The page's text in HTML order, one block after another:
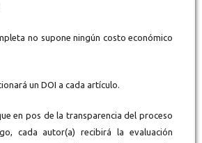
no supone ningún costo económico
un DOI a cada artículo.
en pos de la transparencia del proceso
cada autor(a) recibirá la evaluación